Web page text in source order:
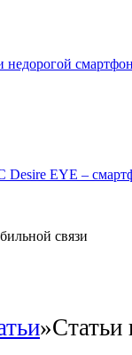
Desire EYE –
связи
»Статьи